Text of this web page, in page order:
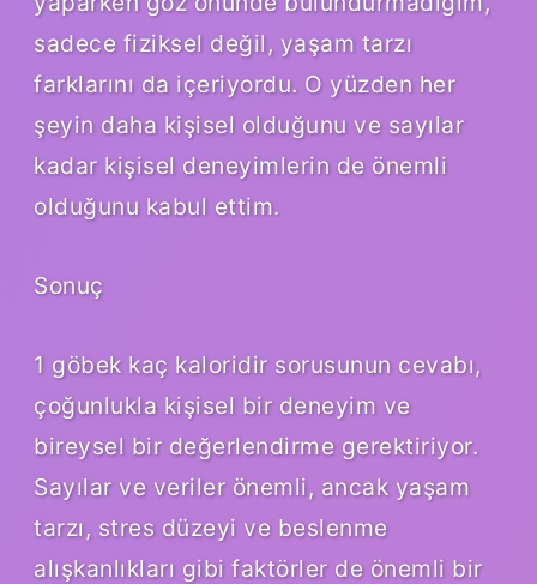
sadece fiziksel değil, yaşam tarzı
farklarını da içeriyordu. O yüzden her
şeyin daha kişisel olduğunu ve sayılar
kadar kişisel deneyimlerin de önemli
olduğunu kabul ettim.
Sonuç
1 göbek kaç kaloridir sorusunun cevabı,
çoğunlukla kişisel bir deneyim ve
bireysel bir değerlendirme gerektiriyor.
Sayılar ve veriler önemli, ancak yaşam
tarzı, stres düzeyi ve beslenme
alışkanlıkları gibi faktörler de önemli bir